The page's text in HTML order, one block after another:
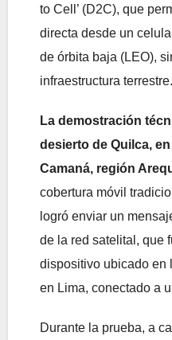
to Cell’ (D2C), que
directa desde un
de órbita baja (LEO),
infraestructura terrestre.
La demostración
desierto de Quilca,
Camaná, región
cobertura móvil
logró enviar un
de la red satelital, que
dispositivo ubicado en
en Lima, conectado a
Durante la prueba, a